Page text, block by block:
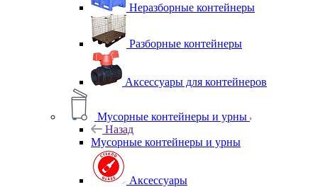
Неразборные контейнеры
Разборные контейнеры
Аксессуары для контейнеров
Мусорные контейнеры и урны
Назад
Мусорные контейнеры и урны
Аксессуары